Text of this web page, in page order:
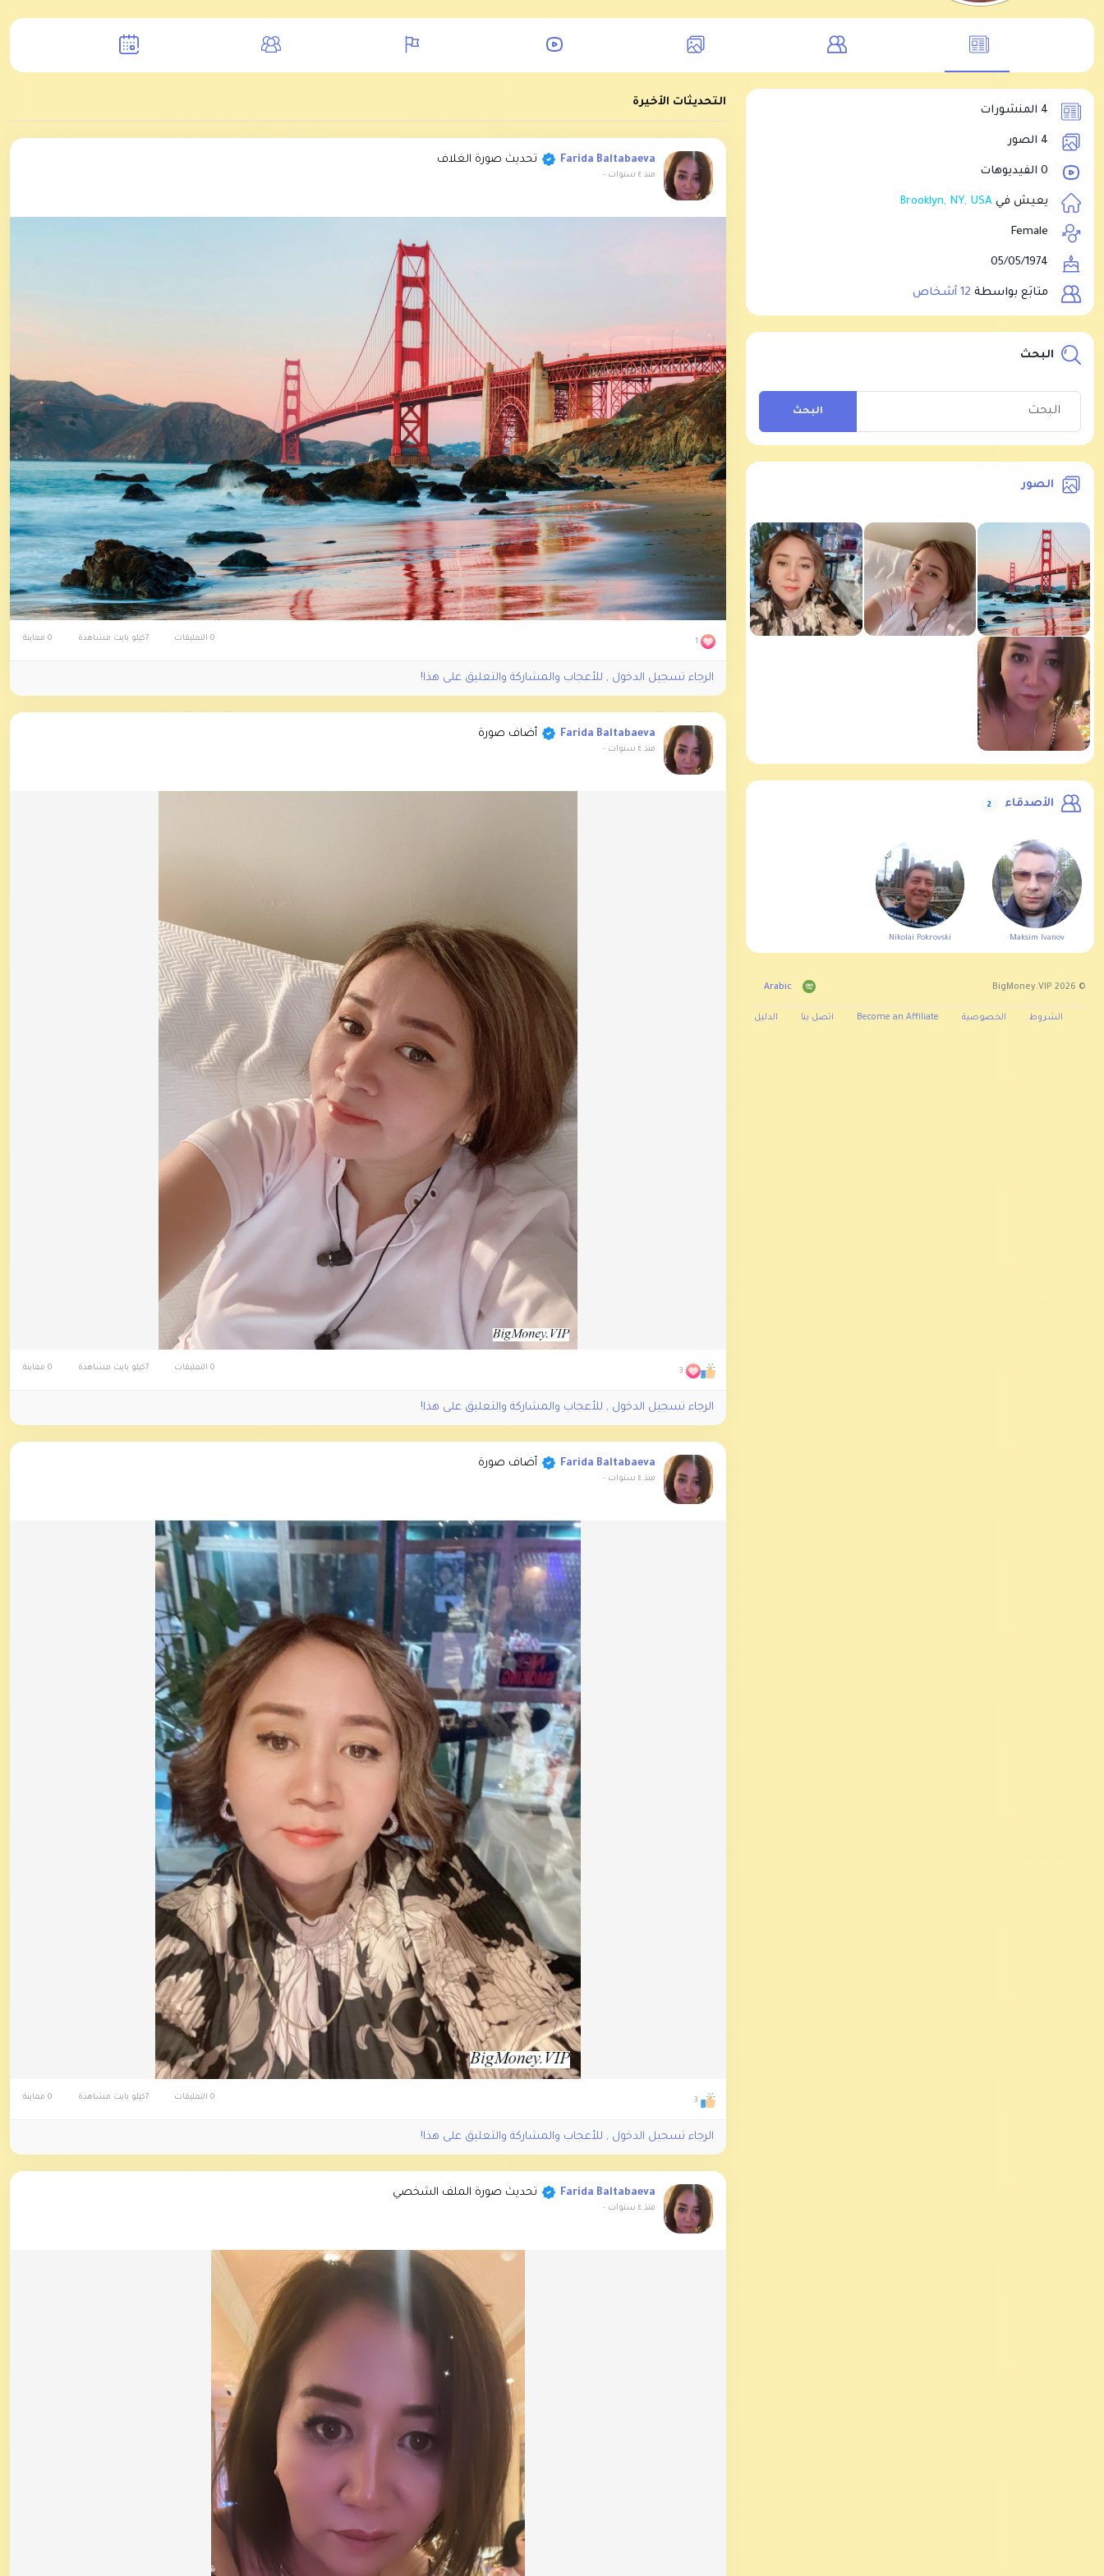
4 المنشورات
4 الصور
0 الفيديوهات
يعيش في Brooklyn, NY, USA
Female
05/05/1974
متابَع بواسطة 12 أشخاص
البحث
البحث
الصور
الأصدقاء 2
Maksim Ivanov
Nikolai Pokrovski
© 2026 BigMoney.VIP
Arabic
الشروط الخصوصية Become an Affiliate اتصل بنا الدليل
التحديثات الأخيرة
Farida Baltabaeva تحديث صورة الغلاف
منذ ٤ سنوات -
1 0 التعليقات 0 معاينة
الرجاء تسجيل الدخول , للأعجاب والمشاركة والتعليق على هذا!
Farida Baltabaeva أضاف صورة
منذ ٤ سنوات -
3 0 التعليقات 0 معاينة
الرجاء تسجيل الدخول , للأعجاب والمشاركة والتعليق على هذا!
Farida Baltabaeva أضاف صورة
منذ ٤ سنوات -
3 0 التعليقات 0 معاينة
الرجاء تسجيل الدخول , للأعجاب والمشاركة والتعليق على هذا!
Farida Baltabaeva تحديث صورة الملف الشخصي
منذ ٤ سنوات -